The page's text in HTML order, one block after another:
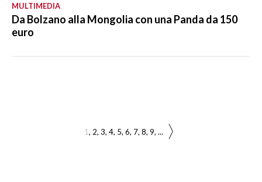
MULTIMEDIA
Da Bolzano alla Mongolia con una Panda da 150
euro
1 2 3 4 5 6 7 8 9 ...